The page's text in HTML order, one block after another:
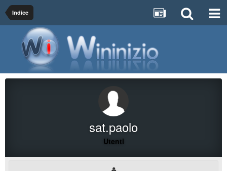
Indice
sat.paolo
Utenti